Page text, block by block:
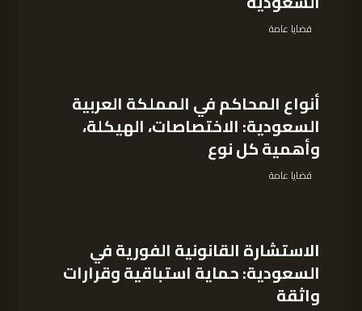
قضايا عامة
أنواع المحاكم في المملكة العربية
السعودية: الاختصاصات، الهيكلة،
وأهمية كل نوع
قضايا عامة
الاستشارة القانونية الفورية في
السعودية: حماية استباقية وقرارات
واثقة